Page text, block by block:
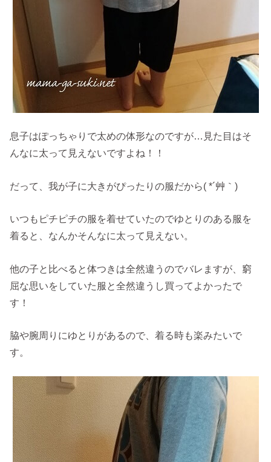
息子はぽっちゃりで太めの体形なのですが…見た目はそ
んなに太って見えないですよね！！
だって、我が子に大きがぴったりの服だから( *´艸｀)
いつもピチピチの服を着せていたのでゆとりのある服を
着ると、なんかそんなに太って見えない。
他の子と比べると体つきは全然違うのでバレますが、窮
屈な思いをしていた服と全然違うし買ってよかったで
す！
脇や腕周りにゆとりがあるので、着る時も楽みたいで
す。